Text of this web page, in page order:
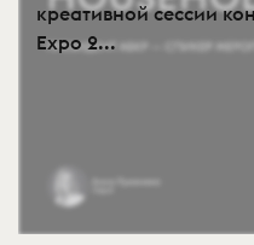
креативной сессии
Expo 2...